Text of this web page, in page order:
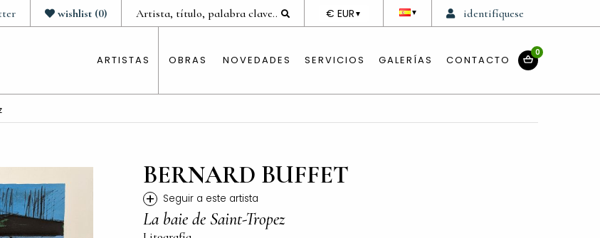
identifíquese
▼
DEVISE
€ EUR ▼
wishlist (0)
ARTISTAS OBRAS NOVEDADES SERVICIOS GALERÍAS CONTACTO
0
BERNARD BUFFET
+ Seguir a este artista
La baie de Saint-Tropez